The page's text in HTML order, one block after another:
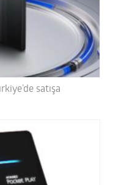
satışa